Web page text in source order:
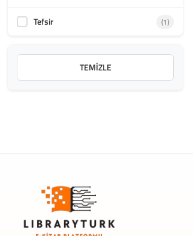
Tefsir (1)
TEMIZLE